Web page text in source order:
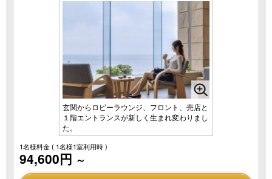
玄関からロビーラウンジ、フロント、売店と
１階エントランスが新しく生まれ変わりまし
た。
1名様料金( 1名様1室利用時 )
94,600円 ～